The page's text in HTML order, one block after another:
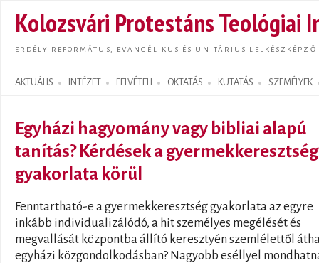
Kolozsvári Protestáns Teológiai
ERDÉLY REFORMÁTUS, EVANGÉLIKUS ÉS UNITÁRIUS LELKÉSZKÉPZŐ
AKTUÁLIS INTÉZET FELVÉTELI OKTATÁS KUTATÁS SZEMÉLYEK
Search form
Egyházi hagyomány vagy bibliai alapú
tanítás? Kérdések a gyermekkeresztség
gyakorlata körül
Fenntartható-e a gyermekkeresztség gyakorlata az egyre
inkább individualizálódó, a hit személyes megélését és
megvallását központba állító keresztyén szemlélettől
egyházi közgondolkodásban? Nagyobb eséllyel